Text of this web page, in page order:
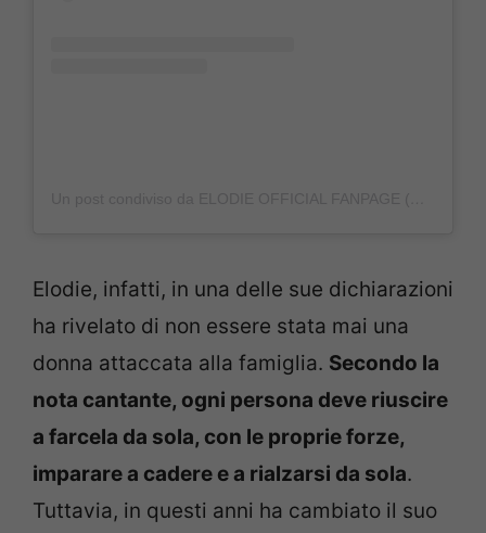
Elodie, infatti, in una delle sue dichiarazioni
ha rivelato di non essere stata mai una
donna attaccata alla famiglia. Secondo la
nota cantante, ogni persona deve riuscire
a farcela da sola, con le proprie forze,
imparare a cadere e a rialzarsi da sola.
Tuttavia, in questi anni ha cambiato il suo